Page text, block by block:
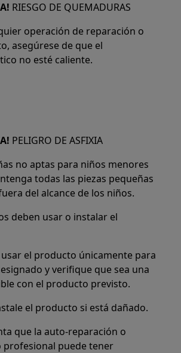
RIESGO DE QUEMADURAS
operación de reparación o
asegúrese de que el
no esté caliente.
PELIGRO DE ASFIXIA
no aptas para niños menores
todas las piezas pequeñas
del alcance de los niños.
deben usar o instalar el
el producto únicamente para
y verifique que sea una
con el producto previsto.
el producto si está dañado.
que la auto-reparación o
profesional puede tener